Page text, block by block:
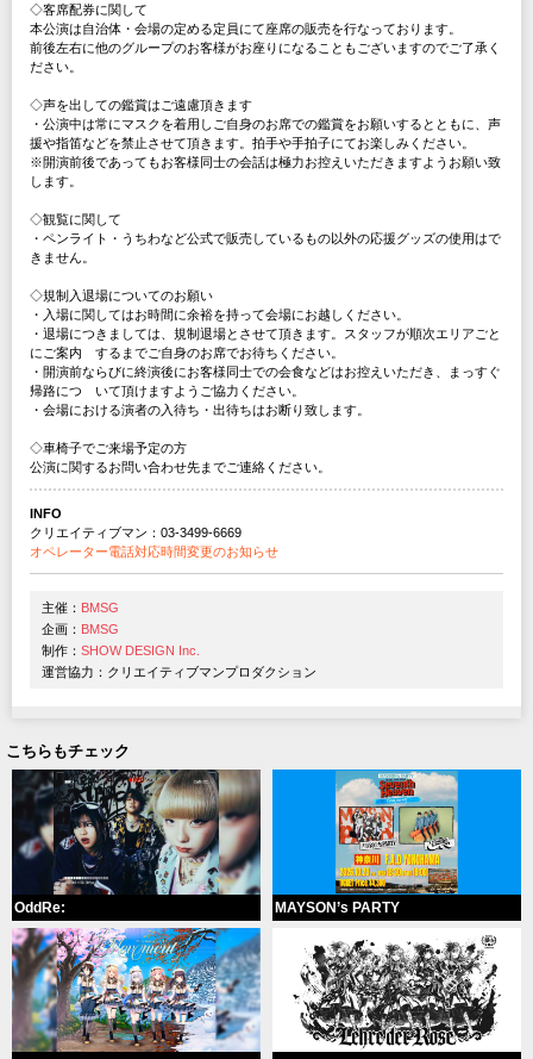
◇客席配券に関して
本公演は自治体・会場の定める定員にて座席の販売を行なっております。
前後左右に他のグループのお客様がお座りになることもございますのでご了承く
ださい。
◇声を出しての鑑賞はご遠慮頂きます
・公演中は常にマスクを着用しご自身のお席での鑑賞をお願いするとともに、声
援や指笛などを禁止させて頂きます。拍手や手拍子にてお楽しみください。
※開演前後であってもお客様同士の会話は極力お控えいただきますようお願い致
します。
◇観覧に関して
・ペンライト・うちわなど公式で販売しているもの以外の応援グッズの使用はで
きません。
◇規制入退場についてのお願い
・入場に関してはお時間に余裕を持って会場にお越しください。
・退場につきましては、規制退場とさせて頂きます。スタッフが順次エリアごと
にご案内 するまでご自身のお席でお待ちください。
・開演前ならびに終演後にお客様同士での会食などはお控えいただき、まっすぐ
帰路につ いて頂けますようご協力ください。
・会場における演者の入待ち・出待ちはお断り致します。
◇車椅子でご来場予定の方
公演に関するお問い合わせ先までご連絡ください。
INFO
クリエイティブマン：03-3499-6669
オペレーター電話対応時間変更のお知らせ
主催： BMSG
企画： BMSG
制作： SHOW DESIGN Inc.
運営協力：クリエイティブマンプロダクション
こちらもチェック
OddRe: MAYSON’s PARTY